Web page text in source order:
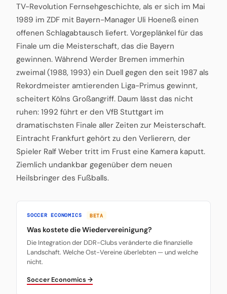
TV-Revolution Fernsehgeschichte, als er sich im Mai
1989 im ZDF mit Bayern-Manager Uli Hoeneß einen
offenen Schlagabtausch liefert. Vorgeplänkel für das
Finale um die Meisterschaft, das die Bayern
gewinnen. Während Werder Bremen immerhin
zweimal (1988, 1993) ein Duell gegen den seit 1987 als
Rekordmeister amtierenden Liga-Primus gewinnt,
scheitert Kölns Großangriff. Daum lässt das nicht
ruhen: 1992 führt er den VfB Stuttgart im
dramatischsten Finale aller Zeiten zur Meisterschaft.
Eintracht Frankfurt gehört zu den Verlierern, der
Spieler Ralf Weber tritt im Frust eine Kamera kaputt.
Ziemlich undankbar gegenüber dem neuen
Heilsbringer des Fußballs.
SOCCER ECONOMICS BETA
Was kostete die Wiedervereinigung?
Die Integration der DDR-Clubs veränderte die finanzielle
Landschaft. Welche Ost-Vereine überlebten — und welche
nicht.
Soccer Economics →